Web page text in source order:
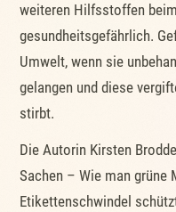
weiteren Hilfsstoffen
gesundheitsgefährlich.
Umwelt, wenn sie
gelangen und diese
stirbt.
Die Autorin Kirsten
Sachen – Wie man grüne
Etikettenschwindel